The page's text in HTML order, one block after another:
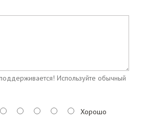
Используйте обычный
Хорошо